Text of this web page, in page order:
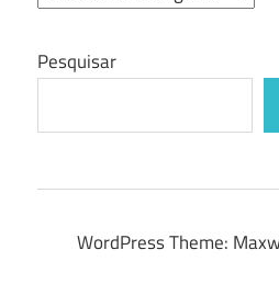
Pesquisar
WordPress Theme: